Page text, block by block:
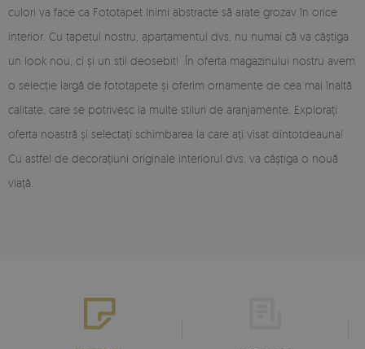
culori va face ca Fototapet Inimi abstracte să arate grozav în orice
interior. Cu tapetul nostru, apartamentul dvs. nu numai că va câștiga
un look nou, ci și un stil deosebit! În oferta magazinului nostru avem
o selecție largă de fototapete și oferim ornamente de cea mai înaltă
calitate, care se potrivesc la multe stiluri de aranjamente. Explorați
oferta noastră și selectați schimbarea la care ați visat dintotdeauna!
Cu astfel de decorațiuni originale interiorul dvs. va câștiga o nouă
viață.